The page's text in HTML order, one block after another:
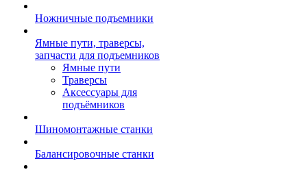
Ножничные подъемники
Ямные пути, траверсы,
запчасти для подъемников
Ямные пути
Траверсы
Аксессуары для
подъёмников
Шиномонтажные станки
Балансировочные станки